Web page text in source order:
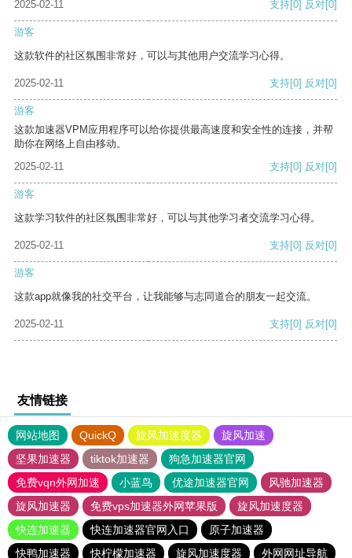
2025-02-11 支持[0] 反对[0]
游客
这款软件的社区氛围非常好，可以与其他用户交流学习心得。
2025-02-11 支持[0] 反对[0]
游客
这款加速器VPM应用程序可以给你提供最高速度和安全性的连接，并帮
助你在网络上自由移动。
2025-02-11
支持[0] 反对[0]
游客
这款学习软件的社区氛围非常好，可以与其他学习者交流学习心得。
2025-02-11 支持[0] 反对[0]
游客
这款app就像我的社交平台，让我能够与志同道合的朋友一起交流。
2025-02-11 支持[0] 反对[0]
友情链接
网站地图 QuickQ 旋风加速度器
旋风加速
坚果加速器
tiktok加速器
狗急加速器官网
免费vqn外网加速
小蓝鸟 优途加速器官网
风驰加速器
旋风加速器
免费vps加速器外网苹果版
旋风加速度器
快连加速器
快连加速器官网入口
原子加速器
快鸭加速器
快柠檬加速器 旋风加速度器 外网网址导航